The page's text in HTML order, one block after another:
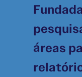
áreas